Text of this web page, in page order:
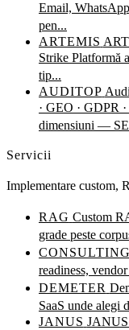
Email,
pen...
ARTEMIS
Strike Platformă
tip...
AUDITOP
· GEO · GDPR
dimensiuni —
Servicii
Implementare custom,
RAG Custom
grade peste
CONSULTING
readiness,
DEMETER
SaaS unde alegi
JANUS JANUS